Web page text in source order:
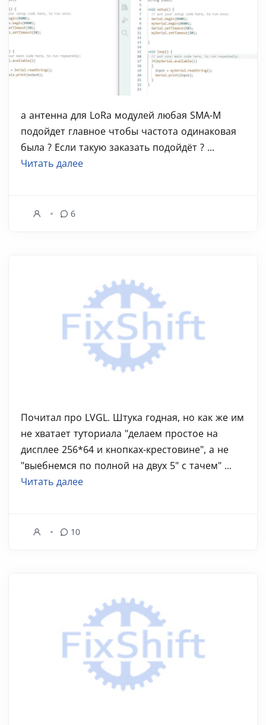
а антенна для LoRa модулей любая SMA-M
подойдет главное чтобы частота одинаковая
была ? Если такую заказать подойдёт ? ...
Читать далее
6
Почитал про LVGL. Штука годная, но как же им
не хватает туториала "делаем простое на
дисплее 256*64 и кнопках-крестовине", а не
"выебнемся по полной на двух 5" с тачем" ...
Читать далее
10